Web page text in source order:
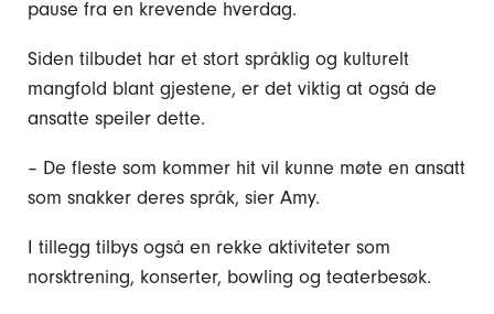
pause fra en krevende hverdag.
Siden tilbudet har et stort språklig og kulturelt
mangfold blant gjestene, er det viktig at også de
ansatte speiler dette.
– De fleste som kommer hit vil kunne møte en ansatt
som snakker deres språk, sier Amy.
I tillegg tilbys også en rekke aktiviteter som
norsktrening, konserter, bowling og teaterbesøk.